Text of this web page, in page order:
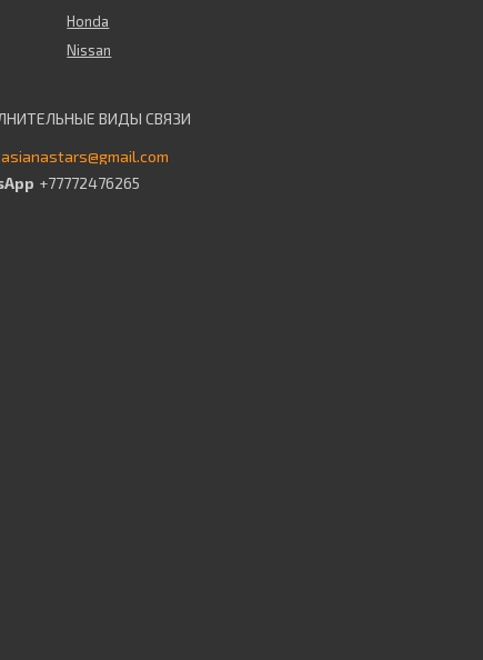
Honda
Nissan
asianastars@gmail.com
+77772476265